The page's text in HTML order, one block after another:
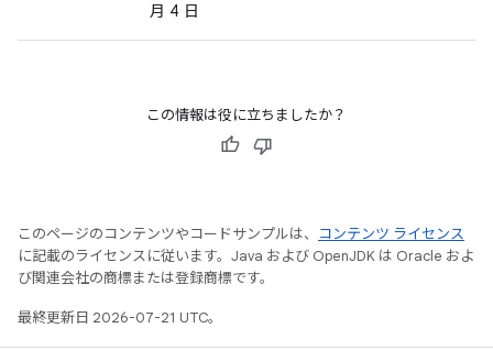
月 4 日
この情報は役に立ちましたか？
このページのコンテンツやコードサンプルは、
コンテンツ ライセンス
に記載のライセンスに従います。Java および OpenJDK は Oracle およ
び関連会社の商標または登録商標です。
最終更新日 2026-07-21 UTC。